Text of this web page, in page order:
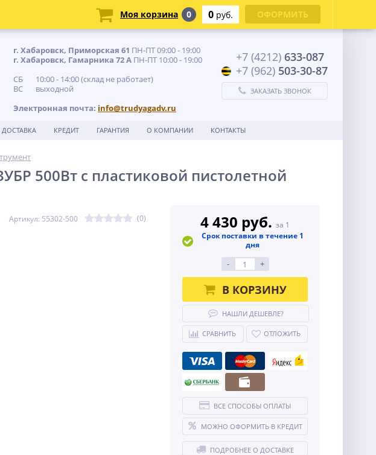
г. Хабаровск, Приморская 61 ПН-ПТ 09:00 - 19:00
г. Хабаровск, Гамарника 72 А ПН-ПТ 10:00 - 19:00
СБ 10:00 - 14:00 (склад не работает)
ВС выходной
Электронная почта: info@trudyagadv.ru
+7 (4212) 633-087
+7 (962) 503-30-87
ЗАКАЗАТЬ ЗВОНОК
ДОСТАВКА КРЕДИТ ГАРАНТИЯ О КОМПАНИИ КОНТАКТЫ
500Вт с пластиковой пистолетной
Артикул: 55302-500 (0) 4 430 руб. за 1
Срок поставки в течение 1
дня
- +
В КОРЗИНУ
НАШЛИ ДЕШЕВЛЕ?
СРАВНИТЬ ОТЛОЖИТЬ
ВСЕ СПОСОБЫ ОПЛАТЫ
МОЖНО ОФОРМИТЬ В КРЕДИТ
ПОДРОБНЕЕ О ДОСТАВКЕ
Моя корзина 0 0 руб. ОФОРМИТЬ